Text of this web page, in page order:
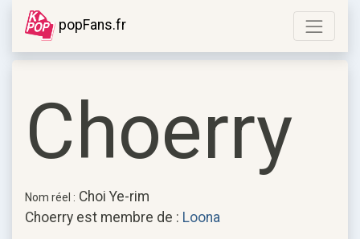
popFans.fr
Choerry
Nom réel : Choi Ye-rim
Choerry est membre de : Loona